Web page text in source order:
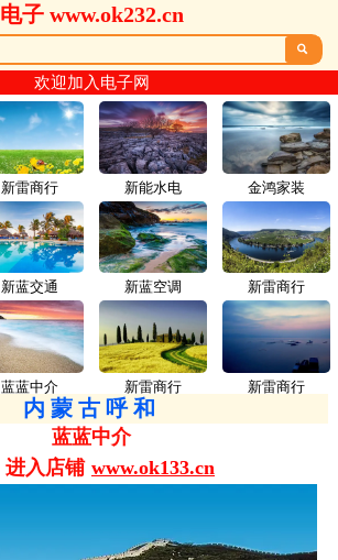
电子 www.ok232.cn

欢迎加入电子网
新雷商行
新蓝交通
蓝蓝中介
新能水电 金鸿家装
新蓝空调 新雷商行
新雷商行 新雷商行
内蒙古呼和
蓝蓝中介
进入店铺 www.ok133.cn